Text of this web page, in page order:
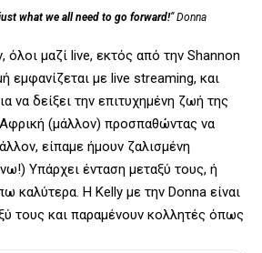
what we all need to go forward!” Donna
όλοι μαζί live, εκτός από την Shannon
εμφανίζεται με live streaming, και
να δείξει την επιτυχημένη ζωή της
(μάλλον) προσπαθώντας να
είπαμε ήμουν ζαλισμένη
Υπάρχει ένταση μεταξύ τους, ή
καλύτερα. Η Kelly με την Donna είναι
τους και παραμένουν κολλητές όπως